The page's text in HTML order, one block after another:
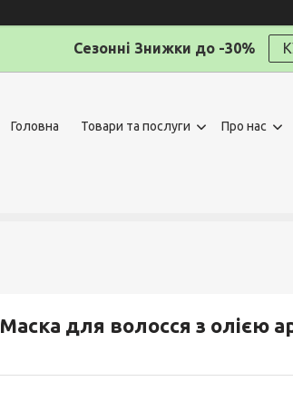
Сезонні Знижки до -30%
Головна Товари та послуги Про нас
Маска для волосся з олією